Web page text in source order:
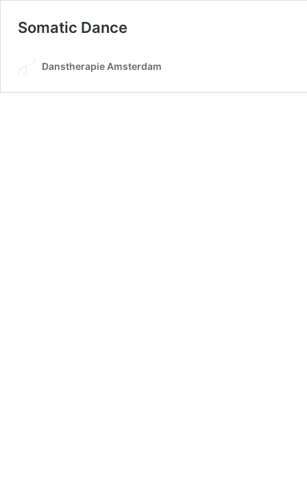
Somatic Dance
Danstherapie Amsterdam